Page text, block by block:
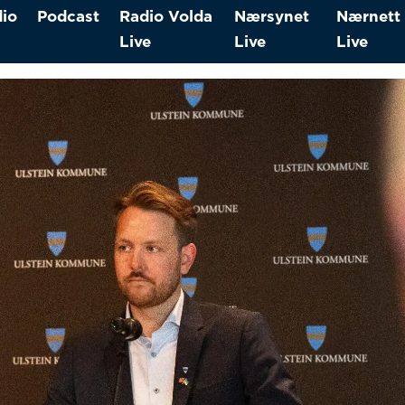
Podcast
Radio Volda
Live
Nærsynet
Live
Nærnett
Live